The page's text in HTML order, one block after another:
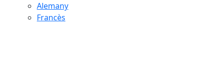
Alemany
Francès